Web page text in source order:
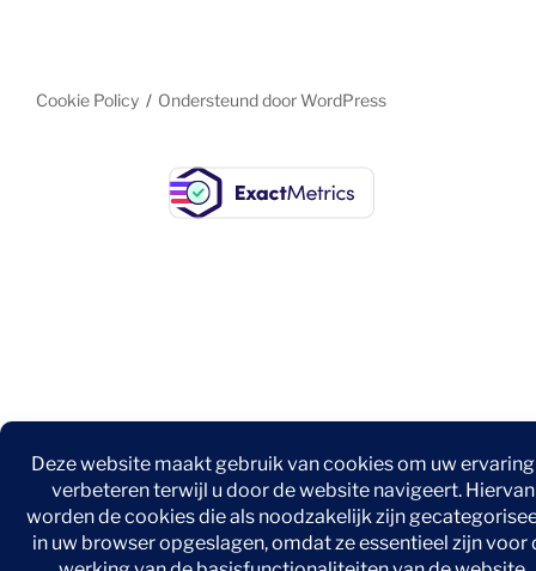
Cookie Policy Ondersteund door WordPress